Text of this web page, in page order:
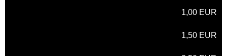
1,00 EUR
1,50 EUR